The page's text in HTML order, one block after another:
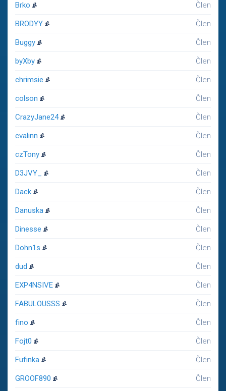
Brko Člen
BRODYY Člen
Buggy Člen
byXby Člen
chrimsie Člen
colson Člen
CrazyJane24 Člen
cvalinn Člen
czTony Člen
D3JVY_ Člen
Dack Člen
Danuska Člen
Dinesse Člen
Dohn1s Člen
dud Člen
EXP4NSIVE Člen
FABULOUSSS Člen
fino Člen
Fojt0 Člen
Fufinka Člen
GROOF890 Člen